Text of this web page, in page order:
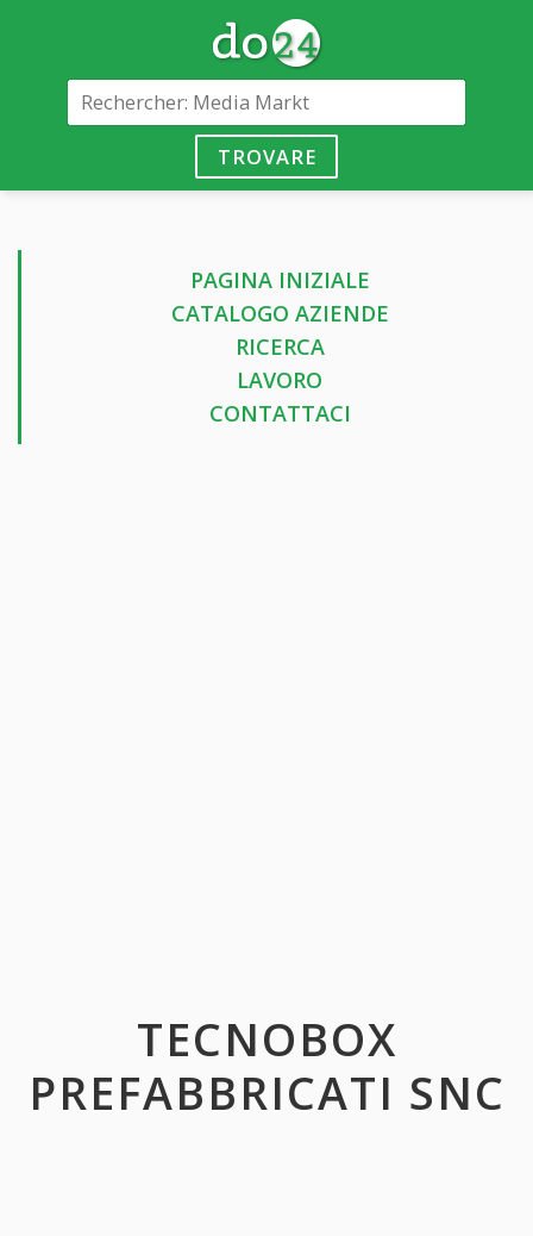
TROVARE
PAGINA INIZIALE
CATALOGO AZIENDE
RICERCA
LAVORO
CONTATTACI
TECNOBOX
PREFABBRICATI SNC